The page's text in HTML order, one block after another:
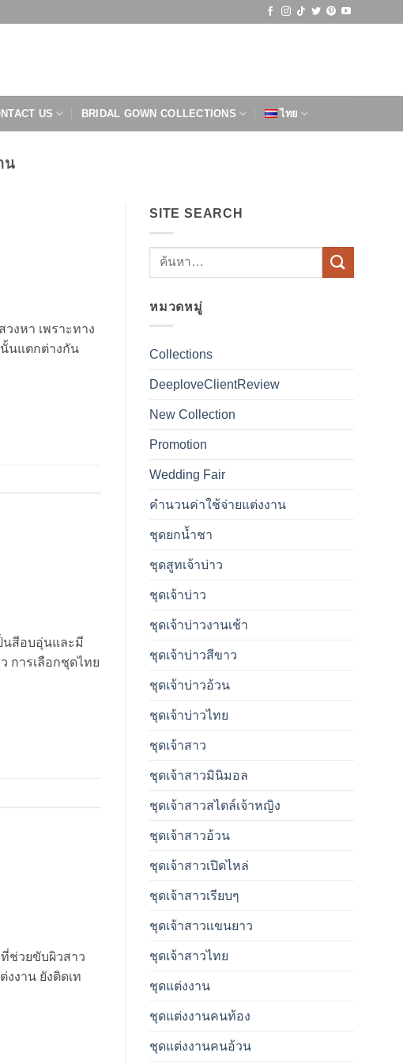
US BRIDAL GOWN COLLECTIONS ไทย
น
งหา เพราะทาง
นั้นแตกต่างกัน
นสีอบอุ่นและมี
การเลือกชุดไทย
ช่วยขับผิวสาว
งงาน ยังติดเท
SITE SEARCH
หมวดหมู่
Collections
DeeploveClientReview
New Collection
Promotion
Wedding Fair
คำนวนค่าใช้จ่ายแต่งงาน
ชุดยกน้ำชา
ชุดสูทเจ้าบ่าว
ชุดเจ้าบ่าว
ชุดเจ้าบ่าวงานเช้า
ชุดเจ้าบ่าวสีขาว
ชุดเจ้าบ่าวอ้วน
ชุดเจ้าบ่าวไทย
ชุดเจ้าสาว
ชุดเจ้าสาวมินิมอล
ชุดเจ้าสาวสไตล์เจ้าหญิง
ชุดเจ้าสาวอ้วน
ชุดเจ้าสาวเปิดไหล่
ชุดเจ้าสาวเรียบๆ
ชุดเจ้าสาวเเขนยาว
ชุดเจ้าสาวไทย
ชุดแต่งงาน
ชุดแต่งงานคนท้อง
ชุดแต่งงานคนอ้วน